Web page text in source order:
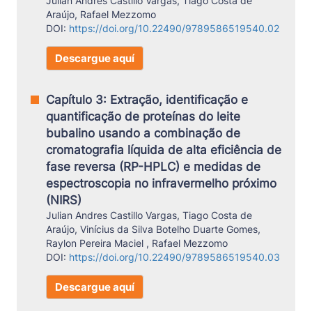
Araújo, Rafael Mezzomo
DOI: https://doi.org/10.22490/9789586519540.02
Descargue aquí
Capítulo 3: Extração, identificação e
quantificação de proteínas do leite
bubalino usando a combinação de
cromatografia líquida de alta eficiência de
fase reversa (RP-HPLC) e medidas de
espectroscopia no infravermelho próximo
(NIRS)
Julian Andres Castillo Vargas, Tiago Costa de
Araújo, Vinícius da Silva Botelho Duarte Gomes,
Raylon Pereira Maciel , Rafael Mezzomo
DOI: https://doi.org/10.22490/9789586519540.03
Descargue aquí